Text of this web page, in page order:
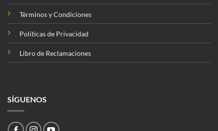
Términos y Condiciones
Políticas de Privacidad
Libro de Reclamaciones
SÍGUENOS